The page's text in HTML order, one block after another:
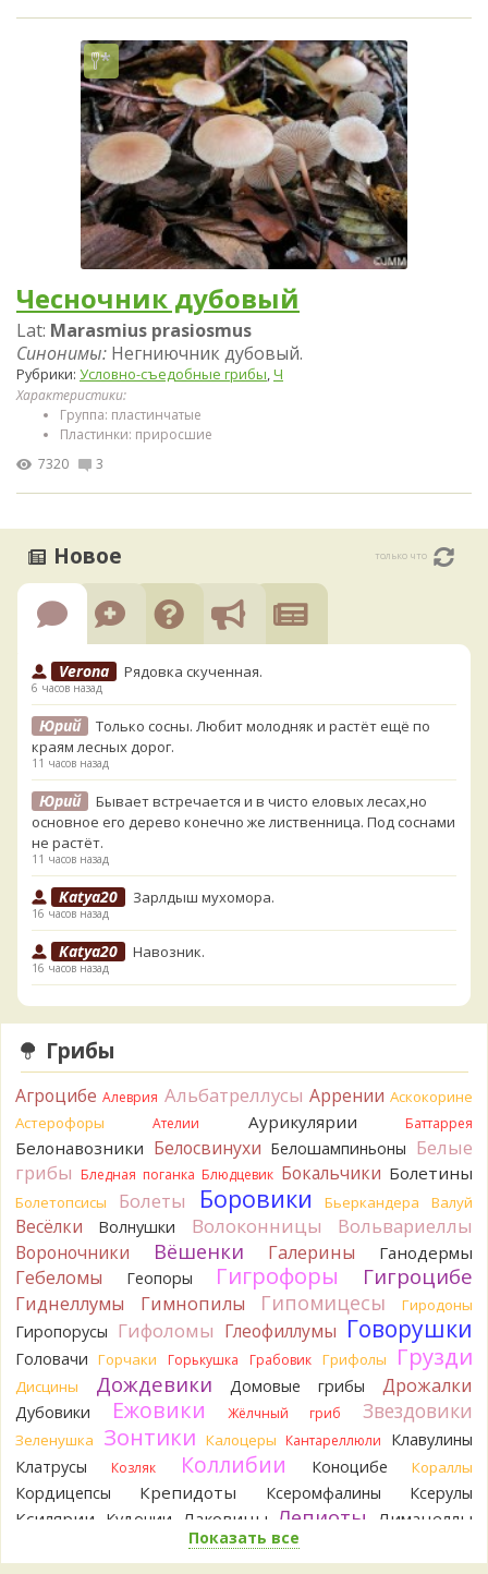
Чесночник дубовый
Lat: Marasmius prasiosmus
Синонимы: Негниючник дубовый.
Рубрики: Условно-съедобные грибы,Ч
Характеристики:
Группа: пластинчатые
Пластинки: приросшие
7320
3
Новое только что
Verona Рядовка скученная.
6 часов назад
Юрий
Только сосны. Любит молодняк и растёт ещё по
краям лесных дорог.
11 часов назад
Юрий
Бывает встречается и в чисто еловых лесах,но
основное его дерево конечно же лиственница. Под соснами
не растёт.
11 часов назад
Katya20 Зарлдыш мухомора.
16 часов назад
Katya20 Навозник.
16 часов назад
Verona Скорее всего он.
1 день назад
Verona
1 день назад
Verona
Рядовка мыльная, судя по пластинкам.
Правильно сделали, что не взяли.
1 день назад
BorisM Подгруздок чёрный, или близкие виды
1 день назад
BorisM Сдаётся мне, на земле и в руке - разные грибы.
1 день назад
Кирилл
Вони не было, но вода и гриб при варке
начали желтеть. Выкинул. Большое спасибо.
1 день назад
Кирилл Спасибо.
1 день назад
Tatiana_A
Да. Но они не все безоговорочно
съедобны.
Tatiana_A
В следующий раз вырвите его целиком и
разрежьте ножку вертикально. Именно вертикально.
Пожелтение у самого основания - значит, Ш. Желтокожий,
Грибы
Агроцибе Алеврия Альбатреллусы Аррении Аскокорине
Астерофоры
Ателии Аурикулярии Баттаррея
Белонавозники Белосвинухи Белошампиньоны Белые
грибы Бледная поганка Блюдцевик Бокальчики Болетины
Болетопсисы Болеты Боровики Бьеркандера Валуй
Весёлки Волнушки Волоконницы Вольвариеллы
Вороночники Вёшенки Галерины Ганодермы
Гебеломы Геопоры Гигрофоры Гигроцибе
Гиднеллумы Гимнопилы Гипомицесы Гиродоны
Гиропорусы Гифоломы Глеофиллумы Говорушки
Головачи Горчаки Горькушка Грабовик Грифолы Грузди
Дисцины Дождевики Домовые грибы Дрожалки
Дубовики Ежовики Жёлчный гриб Звездовики
Зеленушка Зонтики Калоцеры Кантареллюли
Клавулины
Клатрусы
Козляк Коллибии Коноцибе Кораллы
Кордицепсы Крепидоты Ксеромфалины Ксерулы
Ксилярии Кудонии Лаковицы Лепиоты Лимацеллы
Лисички
Ложнодождевики Ложные лисички Ложные опята
Показать все